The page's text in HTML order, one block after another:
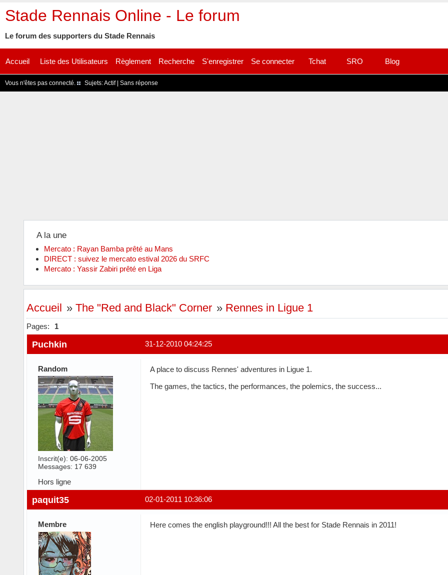
Stade Rennais Online - Le forum
Le forum des supporters du Stade Rennais
Accueil Liste des Utilisateurs Règlement Recherche S'enregistrer Se connecter Tchat SRO Blog
Vous n'êtes pas connecté. Sujets:Actif| Sans réponse
A la une
Mercato : Rayan Bamba prêté au Mans
DIRECT : suivez le mercato estival 2026 du SRFC
Mercato : Yassir Zabiri prêté en Liga
Accueil » The "Red and Black" Corner » Rennes in Ligue 1
Pages: 1
31-12-2010 04:24:25
Puchkin
Random
Inscrit(e): 06-06-2005
Messages: 17 639
A place to discuss Rennes' adventures in Ligue 1.
The games, the tactics, the performances, the polemics, the success...
Hors ligne
02-01-2011 10:36:06
paquit35
Membre Here comes the english playground!!! All the best for Stade Rennais in 2011!